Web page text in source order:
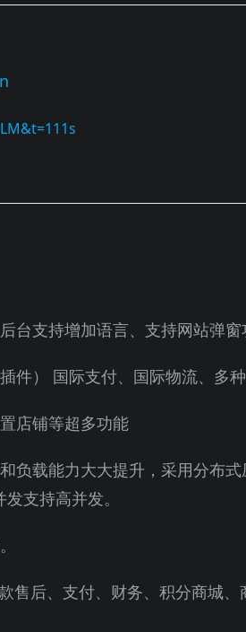
台支持增加语言、支持网站弹窗
件） 国际支付、国际物流、多
店铺等超多功能
负载能力大大提升，采用分布
支持高并发。
售后、支付、财务、积分商城